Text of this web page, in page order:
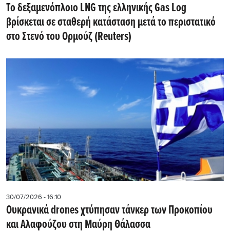
Το δεξαμενόπλοιο LNG της ελληνικής Gas Log
βρίσκεται σε σταθερή κατάσταση μετά το περιστατικό
στο Στενό του Ορμούζ (Reuters)
30/07/2026 - 16:10
Ουκρανικά drones χτύπησαν τάνκερ των Προκοπίου
και Αλαφούζου στη Μαύρη Θάλασσα